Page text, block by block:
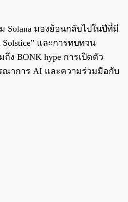
Solana มองย้อนกลับไปในปีที่มี
Solstice” และการทบทวน
ง BONK hype การเปิดตัว
ณาการ AI และความร่วมมือกับ